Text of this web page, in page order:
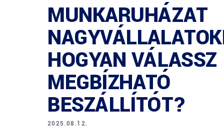
MUNKARUHÁZAT
HOGYAN VÁLASSZ
MEGBÍZHATÓ
BESZÁLLÍTÓT?
2025.08.12.